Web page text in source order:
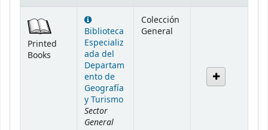
Printed
Books
Biblioteca
Especializ
ada del
Departam
ento de
Geografía
y Turismo
Sector
General
Colección
General